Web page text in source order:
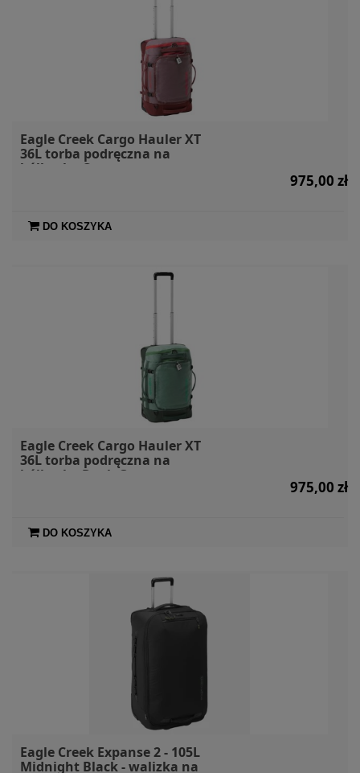
Eagle Creek Cargo Hauler XT
36L torba podręczna na
kółkach - Currant
975,00 zł
DO KOSZYKA
Eagle Creek Cargo Hauler XT
36L torba podręczna na
kółkach - Duck Green
975,00 zł
DO KOSZYKA
Eagle Creek Expanse 2 - 105L
Midnight Black - walizka na